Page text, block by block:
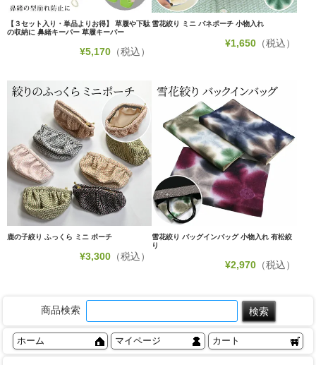
【３セット入り・単品よりお得】 草履や下駄
の収納に 鼻緒キーパー 草履キーパー
¥5,170 （税込）
雪花絞り ミニ バネポーチ 小物入れ
¥1,650（税込）
鹿の子絞り ふっくら ミニ ポーチ
¥3,300 （税込）
雪花絞り バッグインバッグ 小物入れ 有松絞
り
¥2,970（税込）
商品検索
ホーム マイページ カート